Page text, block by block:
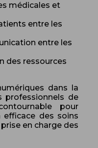
médicales et
entre les
entre les
des ressources
dans la
professionnels de
pour
efficace des soins
en charge des